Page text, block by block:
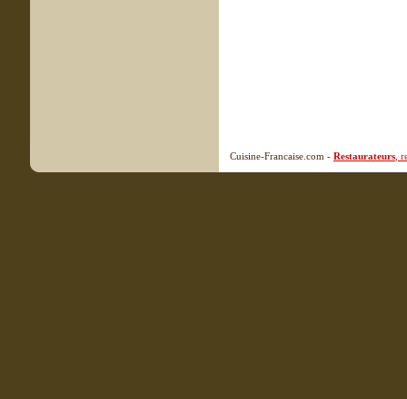
Cuisine-Francaise.com - Restaurateurs ,